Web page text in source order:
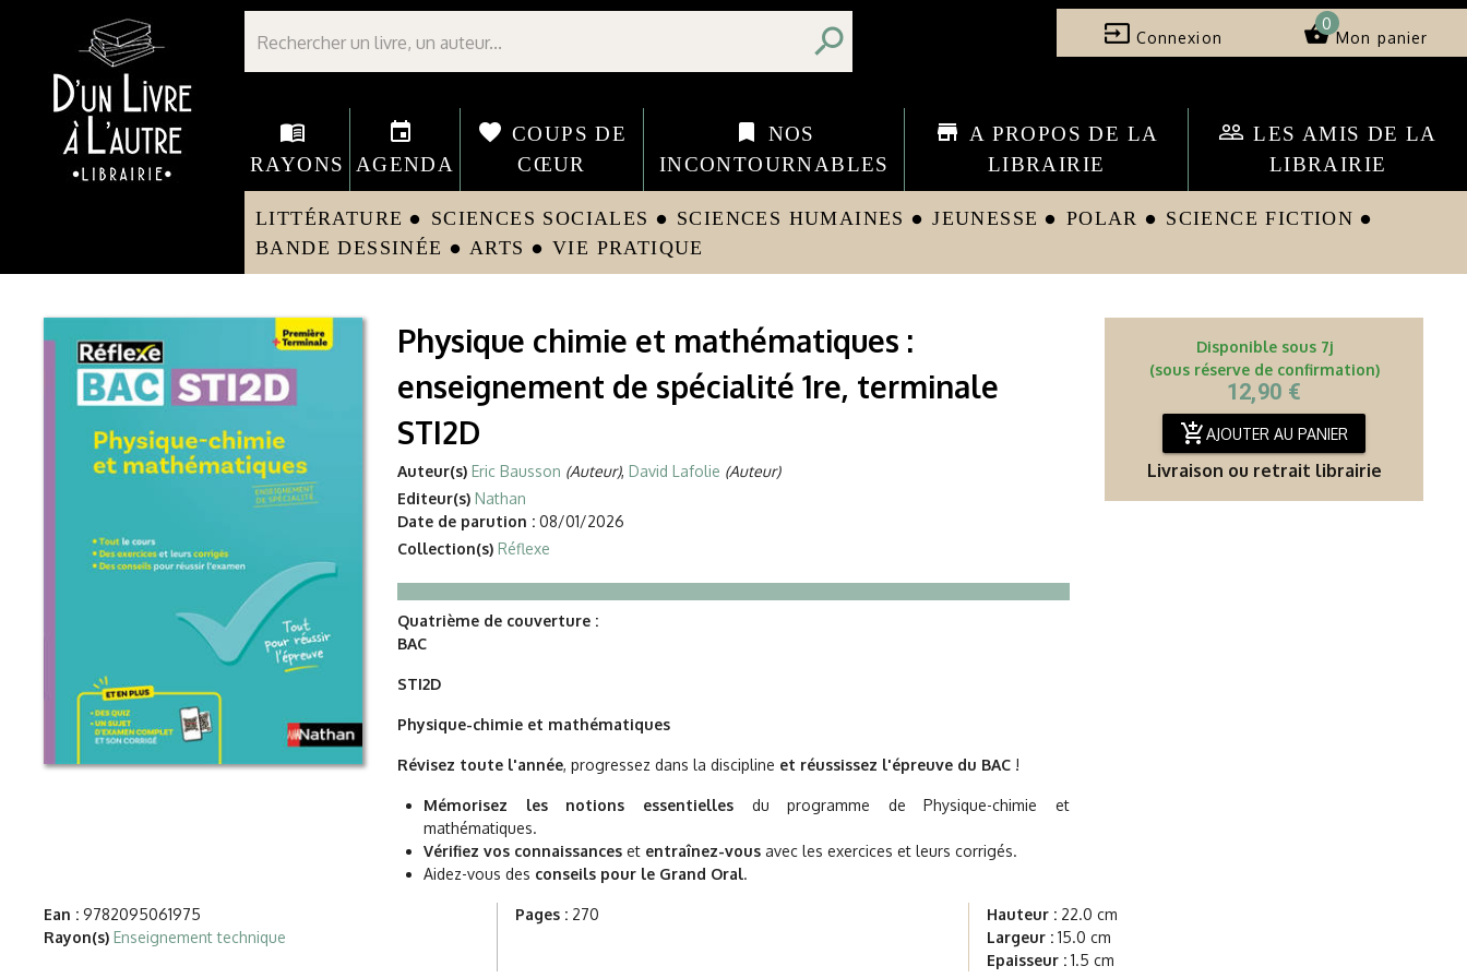
Librairie D'un livre à l'autre - Avranches
search input Connexion shopping_basket
0
Mon panier
menu_book
RAYONS
event
AGENDA
favorite COUPS DE
CŒUR
bookmark
NOS
INCONTOURNABLES
store A PROPOS DE LA
LIBRAIRIE
people_outline LES AMIS DE LA
LIBRAIRIE
LITTÉRATURE circle SCIENCES SOCIALES circle SCIENCES HUMAINES circle JEUNESSE circle POLAR circle SCIENCE FICTION circle
BANDE DESSINÉE circle ARTS circle VIE PRATIQUE
Physique chimie et mathématiques :
enseignement de spécialité 1re, terminale
STI2D
Auteur(s) Eric Bausson (Auteur), David Lafolie (Auteur)
Editeur(s) Nathan
Date de parution : 08/01/2026
Collection(s) Réflexe
Quatrième de couverture :
BAC
STI2D
Physique-chimie et mathématiques
Révisez toute l'année, progressez dans la discipline et réussissez l'épreuve du BAC !
Mémorisez les notions essentiellesdu programme de Physique-chimie et
mathématiques.
Vérifiez vos connaissances et entraînez-vous avec les exercices et leurs corrigés.
Aidez-vous des conseils pour le Grand Oral.
Disponible sous 7j
(sous réserve de confirmation)
12,90 €
add_shopping_cartAJOUTER AU PANIER
Livraison ou retrait librairie
Ean : 9782095061975
Rayon(s) Enseignement technique
Pages : 270 Hauteur : 22.0 cm
Largeur : 15.0 cm
Epaisseur : 1.5 cm